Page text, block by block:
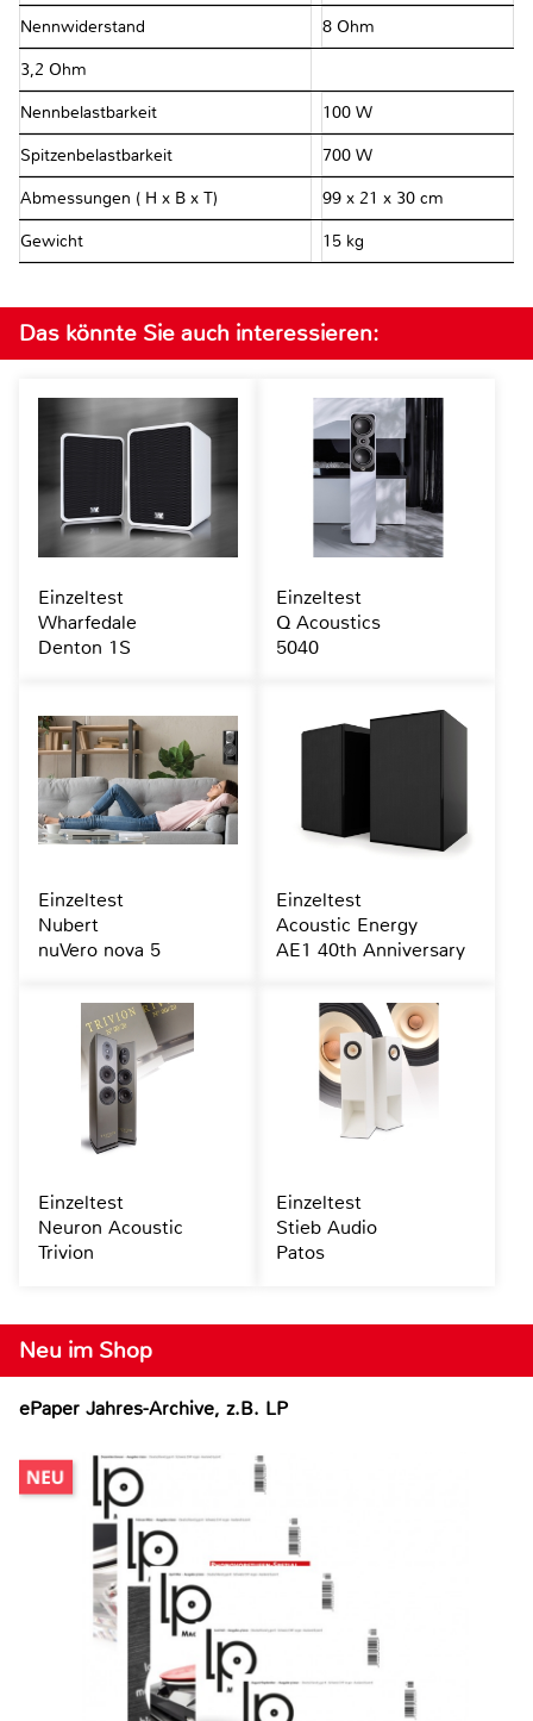
Nennwiderstand 8 Ohm
3,2 Ohm
Nennbelastbarkeit 100 W
Spitzenbelastbarkeit 700 W
Abmessungen ( H x B x T) 99 x 21 x 30 cm
Gewicht 15 kg
Neu im Shop
ePaper Jahres-Archive, z.B. LP
Das könnte Sie auch interessieren:
Einzeltest
Wharfedale
Denton 1S
Einzeltest
Q Acoustics
5040
Einzeltest
Nubert
nuVero nova 5
Einzeltest
Acoustic Energy
AE1 40th Anniversary
Einzeltest
Neuron Acoustic
Trivion
Einzeltest
Stieb Audio
Patos